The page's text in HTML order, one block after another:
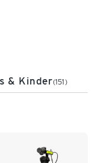
& Kinder(151)